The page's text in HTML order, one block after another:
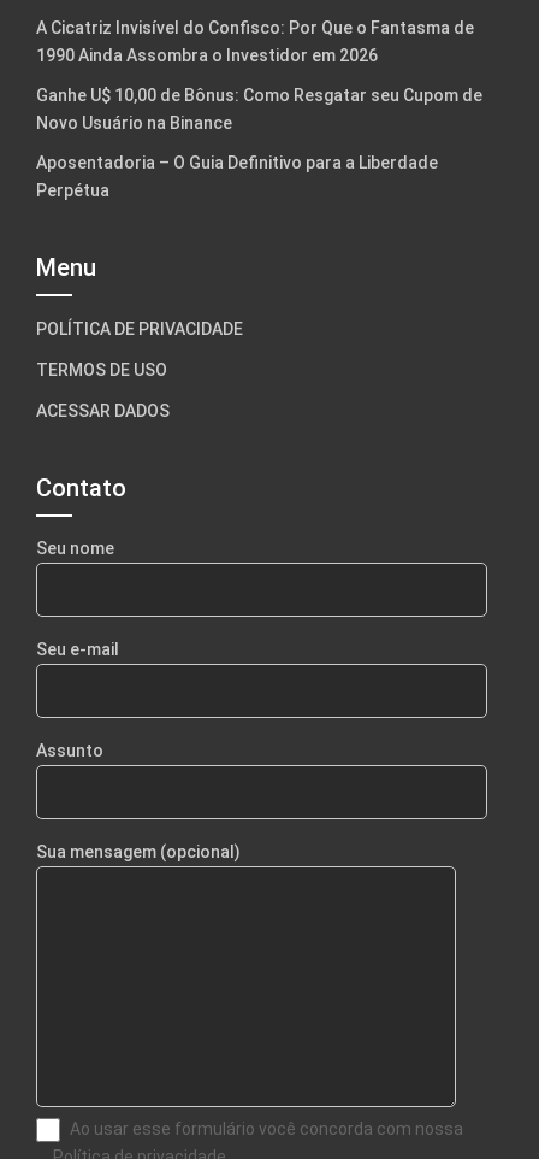
A Cicatriz Invisível do Confisco: Por Que o Fantasma de
1990 Ainda Assombra o Investidor em 2026
Ganhe U$ 10,00 de Bônus: Como Resgatar seu Cupom de
Novo Usuário na Binance
Aposentadoria – O Guia Definitivo para a Liberdade
Perpétua
Menu
POLÍTICA DE PRIVACIDADE
TERMOS DE USO
ACESSAR DADOS
Contato
Seu nome
Seu e-mail
Assunto
Sua mensagem (opcional)
Ao usar esse formulário você concorda com nossa